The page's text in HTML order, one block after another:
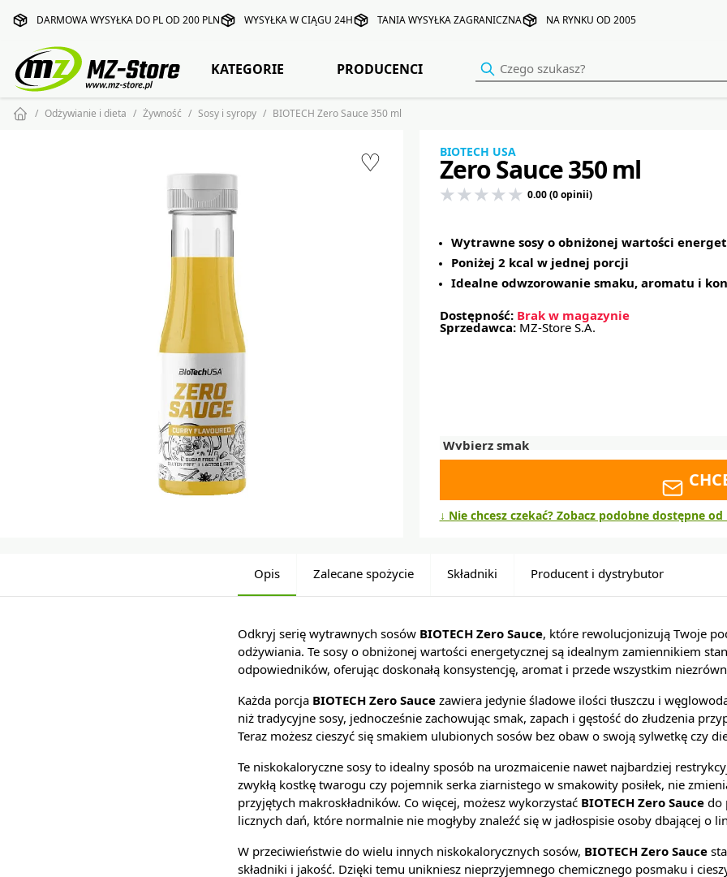
DARMOWA WYSYŁKA DO PL OD 200 PLN WYSYŁKA W CIĄGU 24H TANIA WYSYŁKA ZAGRANICZNA NA RYNKU OD 2005
KATEGORIE PRODUCENCI
Odżywianie i dieta Żywność Sosy i syropy BIOTECH Zero Sauce 350 ml
♡ BIOTECH USA
Zero Sauce 350 ml
0.00 (0 opinii)
Wytrawne sosy o obniżonej wartości
Poniżej 2 kcal w jednej porcji
Idealne odwzorowanie smaku, aromatu i
Dostępność: Brak w magazynie
Sprzedawca: MZ-Store S.A.
↓ Nie chcesz czekać? Zobacz podobne dostępne od
Opis Zalecane spożycie Składniki Producent i dystrybutor
Odkryj serię wytrawnych sosów BIOTECH Zero Sauce, które rewolucjonizują Twoje
odżywiania. Te sosy o obniżonej wartości energetycznej są idealnym zamiennikiem
odpowiedników, oferując doskonałą konsystencję, aromat i przede wszystkim
Każda porcja BIOTECH Zero Sauce zawiera jedynie śladowe ilości tłuszczu i
niż tradycyjne sosy, jednocześnie zachowując smak, zapach i gęstość do złudzenia
Teraz możesz cieszyć się smakiem ulubionych sosów bez obaw o swoją sylwetkę czy
Te niskokaloryczne sosy to idealny sposób na urozmaicenie nawet najbardziej
zwykłą kostkę twarogu czy pojemnik serka ziarnistego w smakowity posiłek, nie
przyjętych makroskładników. Co więcej, możesz wykorzystać BIOTECH Zero Sauce do
licznych dań, które normalnie nie mogłyby znaleźć się w jadłospisie osoby dbającej o
W przeciwieństwie do wielu innych niskokalorycznych sosów, BIOTECH Zero Sauce
składniki i jakość. Dzięki temu unikniesz nieprzyjemnego chemicznego posmaku i